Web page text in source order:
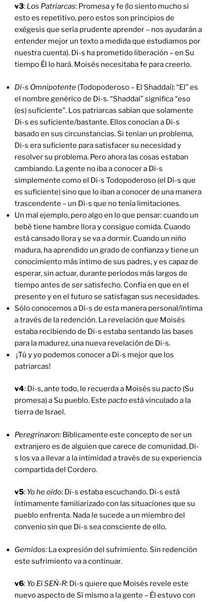
v3: Los Patriarcas: Promesa y fe (lo siento mucho si
esto es repetitivo, pero estos son principios de
exégesis que sería prudente aprender – nos ayudarán a
entender mejor un texto a medida que estudiamos por
nuestra cuenta). Di-s ha prometido liberación – en Su
tiempo Él lo hará. Moisés necesitaba fe para creerlo.
Di-s Omnipotente (Todopoderoso – El Shaddai): “El” es
el nombre genérico de Di-s. “Shaddai” significa “eso
(es) suficiente”. Los patriarcas sabían que solamente
Di-s es suficiente/bastante. Ellos conocían a Di-s
basado en sus circunstancias. Si tenían un problema,
Di-s era suficiente para satisfacer su necesidad y
resolver su problema. Pero ahora las cosas estaban
cambiando. La gente no iba a conocer a Di-s
simplemente como el Di-s Todopoderoso (el Di-s que
es suficiente) sino que lo iban a conocer de una manera
trascendente – un Di-s que no tenía limitaciones.
Un mal ejemplo, pero algo en lo que pensar: cuando un
bebé tiene hambre llora y consigue comida. Cuando
está cansado llora y se va a dormir. Cuando un niño
madura, ha aprendido un grado de confianza y tiene un
conocimiento más íntimo de sus padres, y es capaz de
esperar, sin actuar, durante períodos más largos de
tiempo antes de ser satisfecho. Confía en que en el
presente y en el futuro se satisfagan sus necesidades.
Sólo conocemos a Di-s de esta manera personal/íntima
a través de la redención. La revelación que Moisés
estaba recibiendo de Di-s estaba sentando las bases
para la madurez, una nueva revelación de Di-s.
¡Tú y yo podemos conocer a Di-s mejor que los
patriarcas!
v4: Di-s, ante todo, le recuerda a Moisés su pacto (Su
promesa) a Su pueblo. Este pactoestá vinculado a la
tierra de Israel.
Peregrinaron: Bíblicamente este concepto de ser un
extranjero es de alguien que carece de comunidad. Di-
s los va a llevar a la intimidad a través de su experiencia
compartida del Cordero.
v5: Yo he oído: Di-s estaba escuchando. Di-s está
íntimamente familiarizado con las situaciones que su
pueblo enfrenta. Nada le sucede a un miembro del
convenio sin que Di-s sea consciente de ello.
Gemidos: La expresión del sufrimiento. Sin redención
este sufrimiento va a continuar.
v6: Yo El SEÑ-R: Di-s quiere que Moisés revele este
nuevo aspecto de Sí mismo a la gente – Él estuvo con